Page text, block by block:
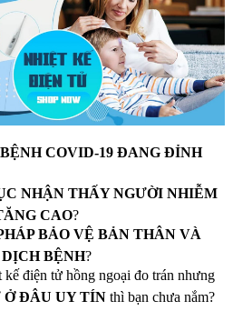
COVID-19 ĐANG ĐỈNH
NHẬN THẤY NGƯỜI NHIỄM
CAO?
BẢO VỆ BẢN THÂN VÀ
BỆNH?
kế điện tử hồng ngoại đo trán nhưng
ĐÂU UY TÍN thì bạn chưa nắm?